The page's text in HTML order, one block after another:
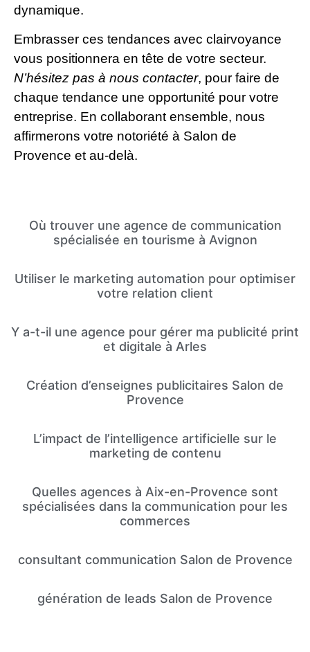
dynamique.
Embrasser ces tendances avec clairvoyance
vous positionnera en tête de votre secteur.
N’hésitez pas à nous contacter, pour faire de
chaque tendance une opportunité pour votre
entreprise. En collaborant ensemble, nous
affirmerons votre notoriété à Salon de
Provence et au-delà.
Où trouver une agence de communication
spécialisée en tourisme à Avignon
Utiliser le marketing automation pour optimiser
votre relation client
Y a-t-il une agence pour gérer ma publicité print
et digitale à Arles
Création d’enseignes publicitaires Salon de
Provence
L’impact de l’intelligence artificielle sur le
marketing de contenu
Quelles agences à Aix-en-Provence sont
spécialisées dans la communication pour les
commerces
consultant communication Salon de Provence
génération de leads Salon de Provence